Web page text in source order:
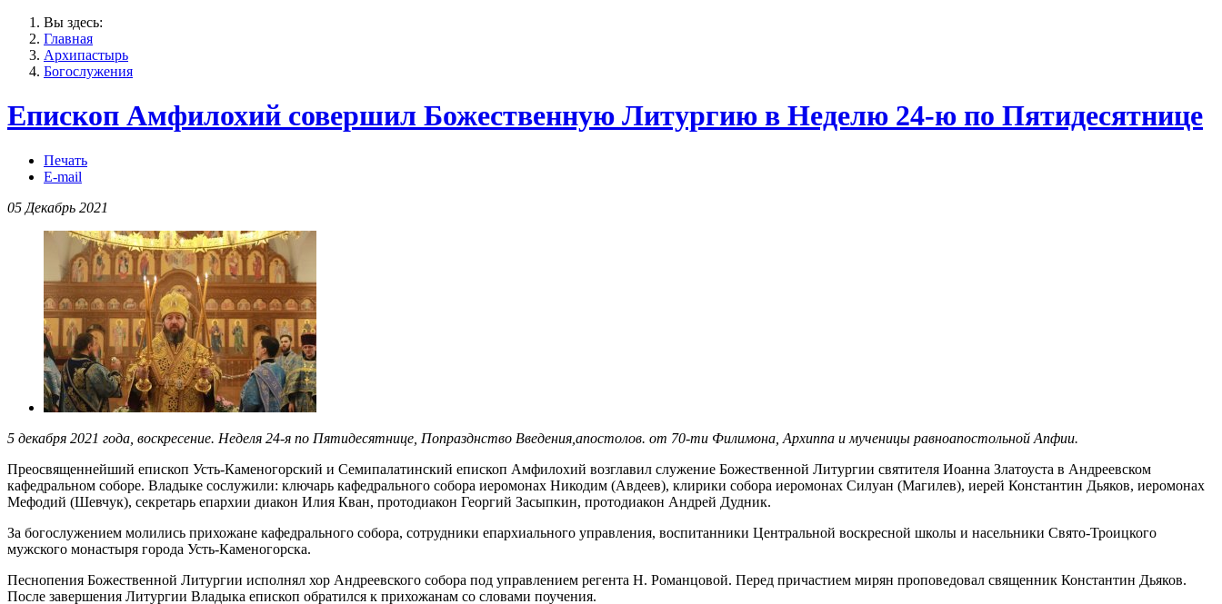
Вы здесь:
Главная
Архипастырь
Богослужения
Епископ Амфилохий совершил Божественную Литургию в Неделю 24-ю по Пятидесятнице
Печать
E-mail
05 Декабрь 2021
5 декабря 2021 года, воскресение. Неделя 24-я по Пятидесятнице, Попразднство Введения,апостолов. от 70-ти Филимона, Архиппа и мученицы равноапостольной Апфии.
Преосвященнейший епископ Усть-Каменогорский и Семипалатинский епископ Амфилохий возглавил служение Божественной Литургии святителя Иоанна Златоуста в Андреевском
кафедральном соборе. Владыке сослужили: ключарь кафедрального собора иеромонах Никодим (Авдеев), клирики собора иеромонах Силуан (Магилев), иерей Константин Дьяков, иеромонах
Мефодий (Шевчук), секретарь епархии диакон Илия Кван, протодиакон Георгий Засыпкин, протодиакон Андрей Дудник.
За богослужением молились прихожане кафедрального собора, сотрудники епархиального управления, воспитанники Центральной воскресной школы и насельники Свято-Троицкого
мужского монастыря города Усть-Каменогорска.
Песнопения Божественной Литургии исполнял хор Андреевского собора под управлением регента Н. Романцовой. Перед причастием мирян проповедовал священник Константин Дьяков.
После завершения Литургии Владыка епископ обратился к прихожанам со словами поучения.